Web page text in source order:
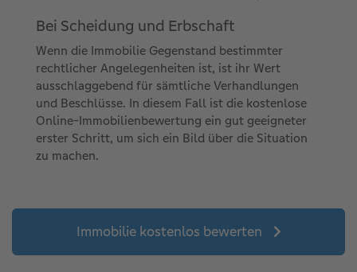
Bei Scheidung und Erbschaft
Wenn die Immobilie Gegenstand bestimmter
rechtlicher Angelegenheiten ist, ist ihr Wert
ausschlaggebend für sämtliche Verhandlungen
und Beschlüsse. In diesem Fall ist die kostenlose
Online-Immobilienbewertung ein gut geeigneter
erster Schritt, um sich ein Bild über die Situation
zu machen.
Immobilie kostenlos bewerten